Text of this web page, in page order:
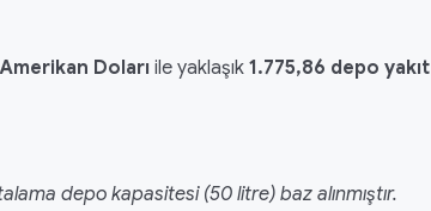
Doları ile yaklaşık 1.775,86 depo yakıt
depo kapasitesi (50 litre) baz alınmıştır.